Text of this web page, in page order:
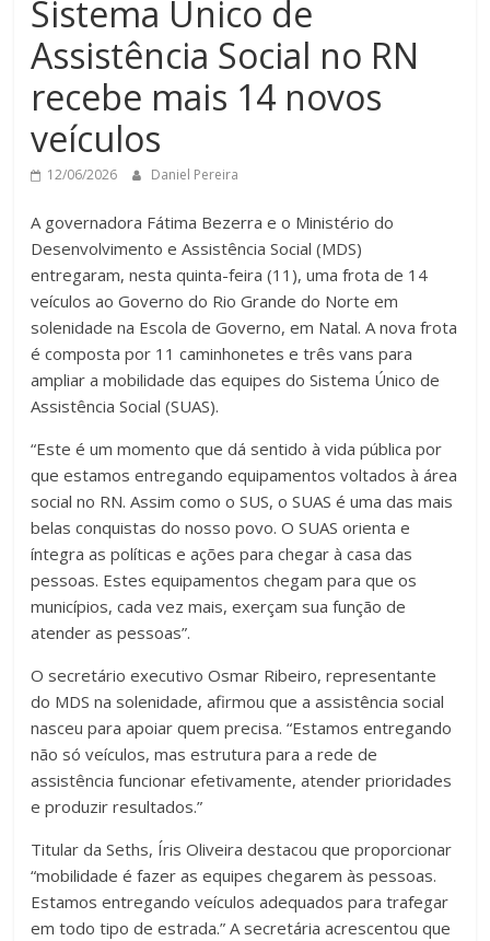
Sistema Único de
Assistência Social no RN
recebe mais 14 novos
veículos
12/06/2026 Daniel Pereira
A governadora Fátima Bezerra e o Ministério do
Desenvolvimento e Assistência Social (MDS)
entregaram, nesta quinta-feira (11), uma frota de 14
veículos ao Governo do Rio Grande do Norte em
solenidade na Escola de Governo, em Natal. A nova frota
é composta por 11 caminhonetes e três vans para
ampliar a mobilidade das equipes do Sistema Único de
Assistência Social (SUAS).
“Este é um momento que dá sentido à vida pública por
que estamos entregando equipamentos voltados à área
social no RN. Assim como o SUS, o SUAS é uma das mais
belas conquistas do nosso povo. O SUAS orienta e
íntegra as políticas e ações para chegar à casa das
pessoas. Estes equipamentos chegam para que os
municípios, cada vez mais, exerçam sua função de
atender as pessoas”.
O secretário executivo Osmar Ribeiro, representante
do MDS na solenidade, afirmou que a assistência social
nasceu para apoiar quem precisa. “Estamos entregando
não só veículos, mas estrutura para a rede de
assistência funcionar efetivamente, atender prioridades
e produzir resultados.”
Titular da Seths, Íris Oliveira destacou que proporcionar
“mobilidade é fazer as equipes chegarem às pessoas.
Estamos entregando veículos adequados para trafegar
em todo tipo de estrada.” A secretária acrescentou que